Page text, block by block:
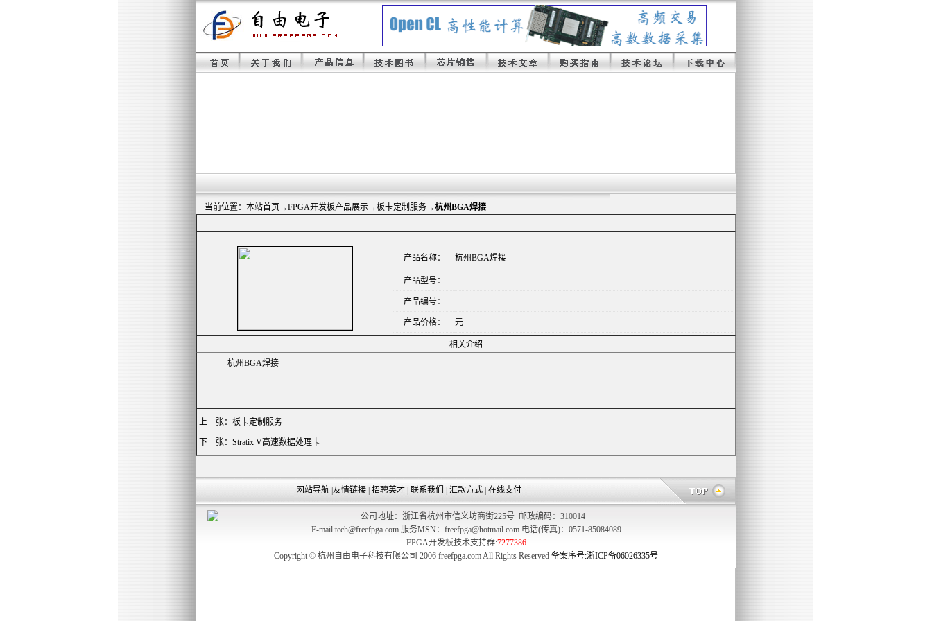
当前位置： 本站首页 →FPGA开发板产品展示→板卡定制服务→杭州BGA焊接
产品名称： 杭州BGA焊接
产品型号：
产品编号：
产品价格： 元
相关介绍
杭州BGA焊接
上一张： 板卡定制服务
下一张： Stratix V高速数据处理卡
网站导航 友情链接 招聘英才 联系我们 汇款方式 在线支付
公司地址：浙江省杭州市信义坊商街225号 邮政编码：310014
E-mail:tech@freefpga.com 服务MSN：freefpga@hotmail.com 电话(传真)：0571-85084089
FPGA开发板技术支持群:7277386
Copyright © 杭州自由电子科技有限公司 2006 freefpga.com All Rights Reserved 备案序号:浙ICP备06026335号